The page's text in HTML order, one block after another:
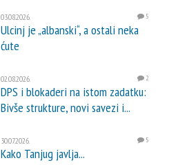
03.08.2026. 5
Ulcinj je „albanski“, a ostali neka
ćute
02.08.2026. 2
DPS i blokaderi na istom zadatku:
Bivše strukture, novi savezi i...
30.07.2026. 5
Kako Tanjug javlja...